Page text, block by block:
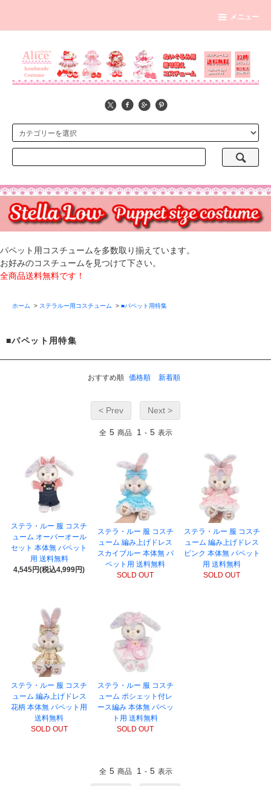
メニュー
パペット用コスチュームを多数取り揃えています。
お好みのコスチュームを見つけて下さい。
全商品送料無料です！
ホーム > ステラルー用コスチューム > ■パペット用特集
■パペット用特集
おすすめ順 価格順 新着順
< Prev Next >
全 5 商品 1 - 5 表示
ステラ・ルー 服 コスチ
ューム オーバーオール
セット 本体無 パペット
用 送料無料
4,545円(税込4,999円)
ステラ・ルー 服 コスチ
ューム 編み上げドレス
スカイブルー 本体無 パ
ペット用 送料無料
SOLD OUT
ステラ・ルー 服 コスチ
ューム 編み上げドレス
ピンク 本体無 パペット
用 送料無料
SOLD OUT
ステラ・ルー 服 コスチ
ューム 編み上げドレス
花柄 本体無 パペット用
送料無料
SOLD OUT
ステラ・ルー 服 コスチ
ューム ポシェット付レ
ース編み 本体無 パペッ
ト用 送料無料
SOLD OUT
全 5 商品 1 - 5 表示